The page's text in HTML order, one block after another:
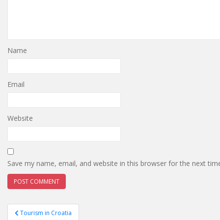
Name
Email
Website
Save my name, email, and website in this browser for the next
PostTourism in Croatia